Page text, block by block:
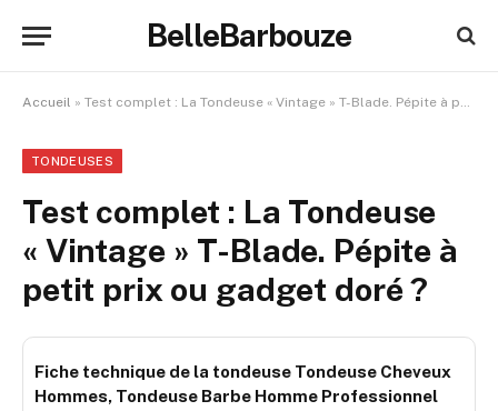
BelleBarbouze
Accueil » Test complet : La Tondeuse « Vintage » T-Blade. Pépite à petit prix ou gadget doré ?
TONDEUSES
Test complet : La Tondeuse
« Vintage » T-Blade. Pépite à
petit prix ou gadget doré ?
Fiche technique de la tondeuse Tondeuse Cheveux
Hommes, Tondeuse Barbe Homme Professionnel